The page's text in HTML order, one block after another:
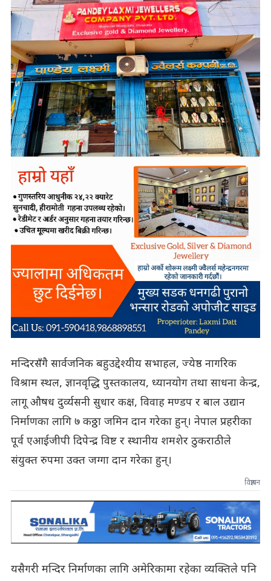
मन्दिरसँगै सार्वजनिक बहुउद्देश्यीय सभाहल, ज्येष्ठ नागरिक
विश्राम स्थल, ज्ञानवृद्धि पुस्तकालय, ध्यानयोग तथा साधना केन्द्र,
लागू औषध दुर्व्यसनी सुधार कक्ष, विवाह मण्डप र बाल उद्यान
निर्माणका लागि ७ कठ्ठा जमिन दान गरेका हुन्। नेपाल प्रहरीका
पूर्व एआईजीपी दिपेन्द्र विष्ट र स्थानीय शमशेर ठुकराठीले
संयुक्त रुपमा उक्त जग्गा दान गरेका हुन्।
विज्ञापन
यसैगरी मन्दिर निर्माणका लागि अमेरिकामा रहेका व्यक्तिले पनि